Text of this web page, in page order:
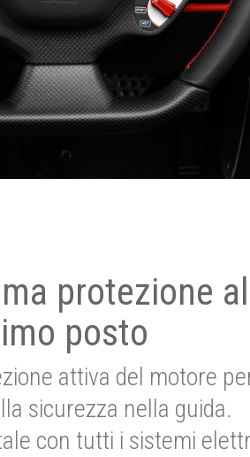
protezione al
posto
attiva del motore
sicurezza nella guida.
con tutti i sistemi